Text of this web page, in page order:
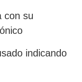
con su
indicando